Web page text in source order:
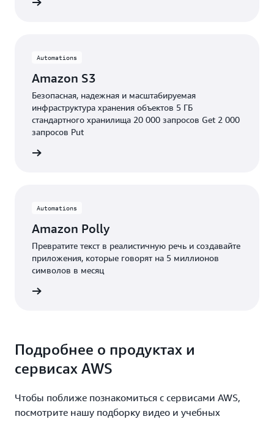
Automations
Amazon S3
Безопасная, надежная и масштабируемая
инфраструктура хранения объектов 5 ГБ
стандартного хранилища 20 000 запросов Get 2 000
запросов Put
Automations
Amazon Polly
Превратите текст в реалистичную речь и создавайте
приложения, которые говорят на 5 миллионов
символов в месяц
Подробнее о продуктах и
сервисах AWS
Чтобы поближе познакомиться с сервисами AWS,
посмотрите нашу подборку видео и учебных